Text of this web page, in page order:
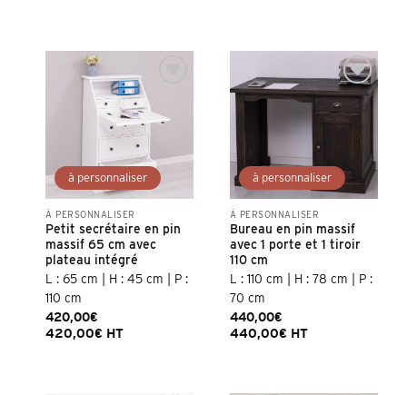
Ajouter à la
liste d’envies
À PERSONNALISER
Petit secrétaire en pin
massif 65 cm avec
plateau intégré
L : 65 cm | H : 45 cm | P :
110 cm
420,00€
420,00€ HT
Ajouter à la
liste d’envies
À PERSONNALISER
Bureau en pin massif
avec 1 porte et 1 tiroir
110 cm
L : 110 cm | H : 78 cm | P :
70 cm
440,00€
440,00€ HT